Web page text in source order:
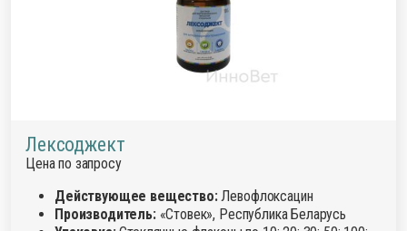
Лексоджект
Цена по запросу
Действующее вещество:Левофлоксацин
Производитель:«Стовек», Республика Беларусь